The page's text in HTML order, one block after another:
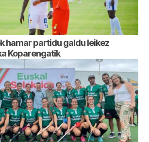
hamar partidu galdu leikez
Koparengatik